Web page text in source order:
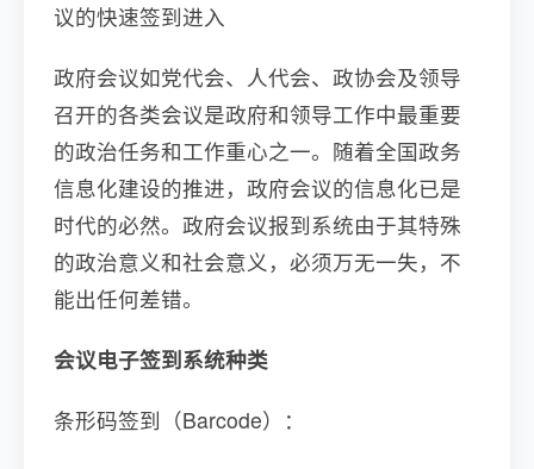
议的快速签到进入
政府会议如党代会、人代会、政协会及领导
召开的各类会议是政府和领导工作中最重要
的政治任务和工作重心之一。随着全国政务
信息化建设的推进，政府会议的信息化已是
时代的必然。政府会议报到系统由于其特殊
的政治意义和社会意义，必须万无一失，不
能出任何差错。
会议电子签到系统种类
条形码签到（Barcode）：